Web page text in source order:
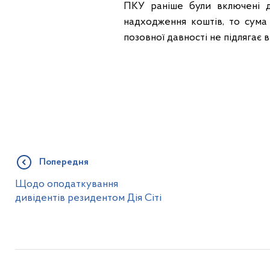
ПКУ раніше були включені
надходження коштів, то
позовної давності не
Попередня
Щодо оподаткування
дивідентів резидентом Дія Сіті